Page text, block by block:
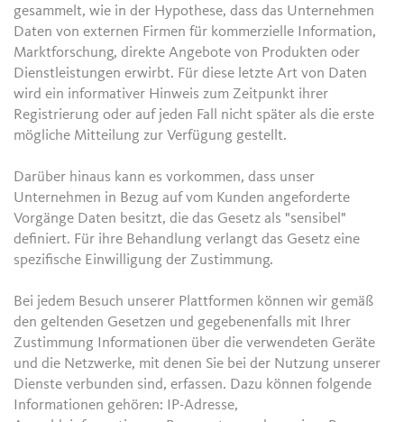
gesammelt, wie in der Hypothese, dass das Unternehmen
Daten von externen Firmen für kommerzielle Information,
Marktforschung, direkte Angebote von Produkten oder
Dienstleistungen erwirbt. Für diese letzte Art von Daten
wird ein informativer Hinweis zum Zeitpunkt ihrer
Registrierung oder auf jeden Fall nicht später als die erste
mögliche Mitteilung zur Verfügung gestellt.
Darüber hinaus kann es vorkommen, dass unser
Unternehmen in Bezug auf vom Kunden angeforderte
Vorgänge Daten besitzt, die das Gesetz als "sensibel"
definiert. Für ihre Behandlung verlangt das Gesetz eine
spezifische Einwilligung der Zustimmung.
Bei jedem Besuch unserer Plattformen können wir gemäß
den geltenden Gesetzen und gegebenenfalls mit Ihrer
Zustimmung Informationen über die verwendeten Geräte
und die Netzwerke, mit denen Sie bei der Nutzung unserer
Dienste verbunden sind, erfassen. Dazu können folgende
Informationen gehören: IP-Adresse,